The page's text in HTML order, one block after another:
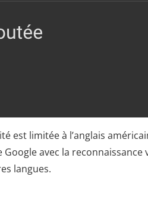
est limitée à l’anglais
Google avec la
langues.